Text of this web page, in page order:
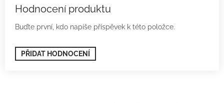
Hodnocení produktu
Buďte první, kdo napíše příspěvek k této položce.
PŘIDAT HODNOCENÍ